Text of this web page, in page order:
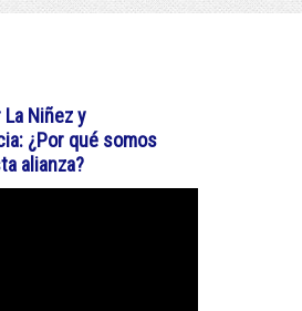
Niñez y
¿Por qué somos
alianza?